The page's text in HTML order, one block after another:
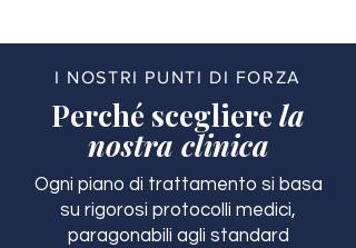
I NOSTRI PUNTI DI FORZA
Perché scegliere la
nostra clinica
Ogni piano di trattamento si basa
su rigorosi protocolli medici,
paragonabili agli standard